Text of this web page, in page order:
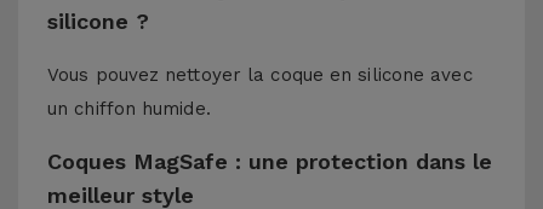
silicone ?
Vous pouvez nettoyer la coque en silicone avec
un chiffon humide.
Coques MagSafe : une protection dans le
meilleur style